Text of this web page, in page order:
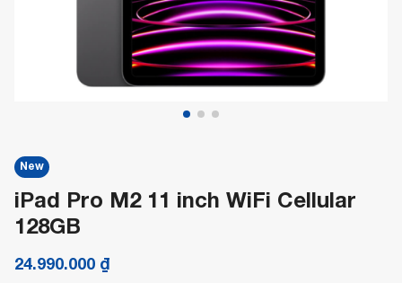
New
iPad Pro M2 11 inch WiFi Cellular
128GB
24.990.000 ₫